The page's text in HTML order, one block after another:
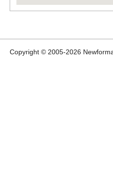
Copyright © 2005-2026